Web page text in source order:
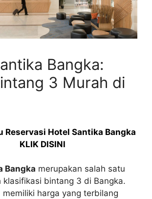
Bangka:
3 Murah di
Reservasi Hotel Santika Bangka
KLIK DISINI
Bangka merupakan salah satu
klasifikasi bintang 3 di Bangka.
memiliki harga yang terbilang